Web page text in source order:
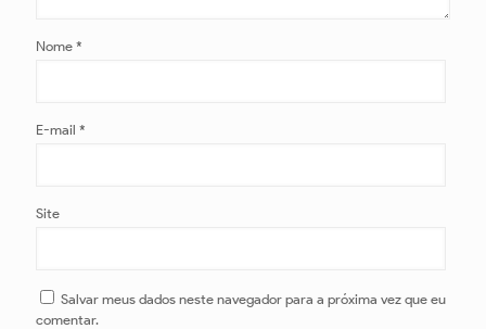
Nome *
E-mail *
Site
Salvar meus dados neste navegador para a próxima vez que eu
comentar.